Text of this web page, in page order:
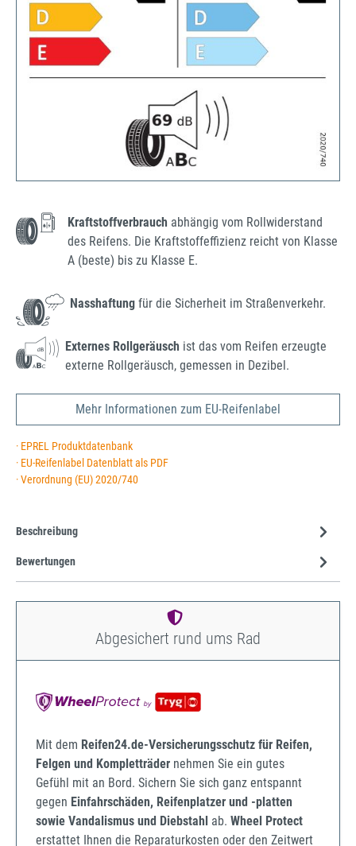
Kraftstoffverbrauch abhängig vom Rollwiderstand
des Reifens. Die Kraftstoffeffizienz reicht von Klasse
A (beste) bis zu Klasse E.
Nasshaftung für die Sicherheit im Straßenverkehr.
Externes Rollgeräusch ist das vom Reifen erzeugte
externe Rollgeräusch, gemessen in Dezibel.
Mehr Informationen zum EU-Reifenlabel
· EPREL Produktdatenbank
· EU-Reifenlabel Datenblatt als PDF
· Verordnung (EU) 2020/740
Beschreibung
Bewertungen
Abgesichert rund ums Rad
Mit dem Reifen24.de-Versicherungsschutz für Reifen,
Felgen und Kompletträder nehmen Sie ein gutes
Gefühl mit an Bord. Sichern Sie sich ganz entspannt
gegen Einfahrschäden, Reifenplatzer und -platten
sowie Vandalismus und Diebstahl ab. Wheel Protect
erstattet Ihnen die Reparaturkosten oder den Zeitwert